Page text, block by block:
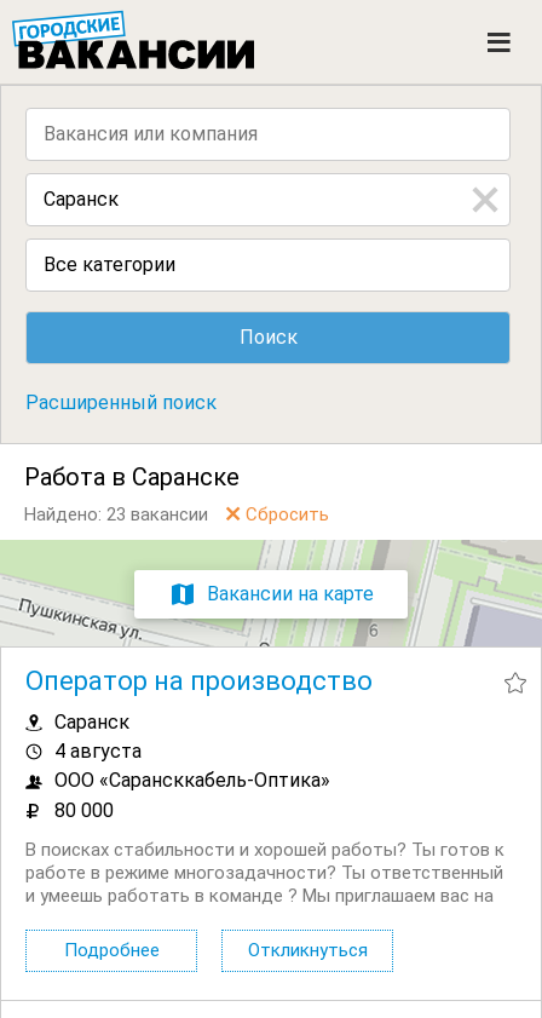
n
Все категории
Расширенный поиск
Работа в Саранске
Найдено: 23 вакансии Сбросить
Вакансии на карте
Оператор на производство
Саранск
4 августа
ООО «Сарансккабель-Оптика»
80 000
В поисках стабильности и хорошей работы? Ты готов к
работе в режиме многозадачности? Ты ответственный
и умеешь работать в команде ? Мы приглашаем вас на
от 80.000р Транспорт, питание , ДМС за наш счёт
оформление по тк Сменный график работы...
Подробнее Откликнуться